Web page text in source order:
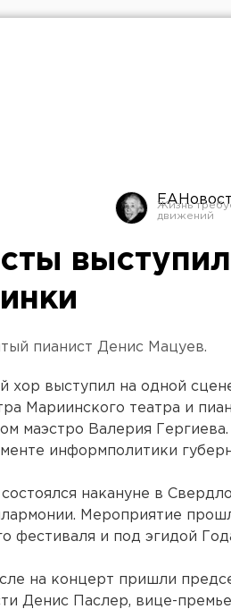
пианист Денис Мацуев.
хор выступил на одной
Мариинского театра и
маэстро Валерия
информполитики
накануне в
Мероприятие
фестиваля и под эгидой
на концерт пришли
Денис Паслер, вице-